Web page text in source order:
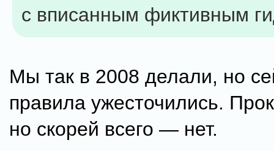
с вписанным фиктивным
Мы так в 2008 делали, но
правила ужесточились.
но скорей всего — нет.